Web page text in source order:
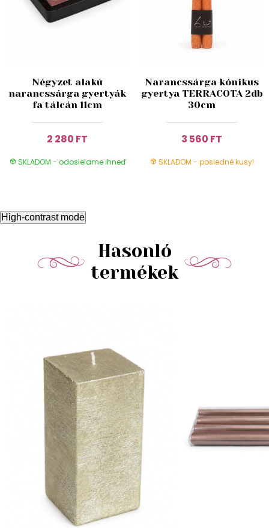
Négyzet alakú
narancssárga gyertyák
fa tálcán 11cm
2 280 FT
SKLADOM - odosielame ihneď
Narancssárga kónikus
gyertya TERRACOTA 2db
30cm
3 560 FT
SKLADOM - posledné kusy!
High-contrast mode
Hasonló
termékek